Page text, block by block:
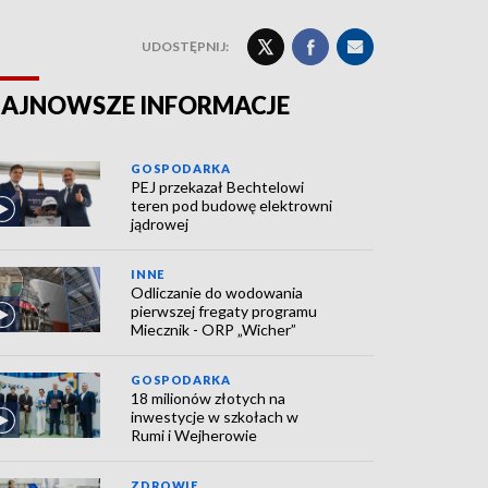
UDOSTĘPNIJ:
INFORMACJE
GOSPODARKA
PEJ przekazał Bechtelowi
teren pod budowę elektrowni
jądrowej
INNE
Odliczanie do wodowania
pierwszej fregaty programu
Miecznik - ORP „Wicher”
GOSPODARKA
18 milionów złotych na
inwestycje w szkołach w
Rumi i Wejherowie